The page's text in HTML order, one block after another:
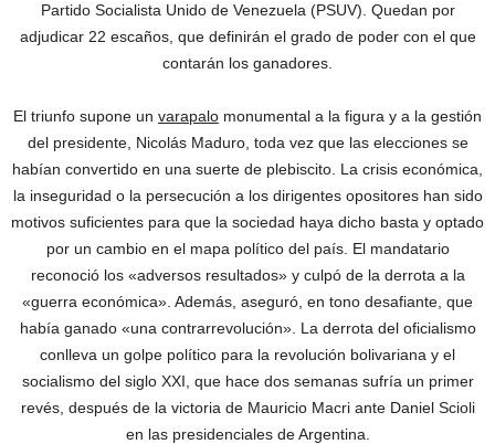
Partido Socialista Unido de Venezuela (PSUV). Quedan por
adjudicar 22 escaños, que definirán el grado de poder con el que
contarán los ganadores.
El triunfo supone un varapalo monumental a la figura y a la gestión
del presidente, Nicolás Maduro, toda vez que las elecciones se
habían convertido en una suerte de plebiscito. La crisis económica,
la inseguridad o la persecución a los dirigentes opositores han sido
motivos suficientes para que la sociedad haya dicho basta y optado
por un cambio en el mapa político del país. El mandatario
reconoció los «adversos resultados» y culpó de la derrota a la
«guerra económica». Además, aseguró, en tono desafiante, que
había ganado «una contrarrevolución». La derrota del oficialismo
conlleva un golpe político para la revolución bolivariana y el
socialismo del siglo XXI, que hace dos semanas sufría un primer
revés, después de la victoria de Mauricio Macri ante Daniel Scioli
en las presidenciales de Argentina.